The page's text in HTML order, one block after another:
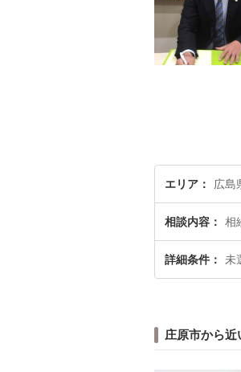
エリア 広島
相談内容 相
詳細条件 未
庄原市から